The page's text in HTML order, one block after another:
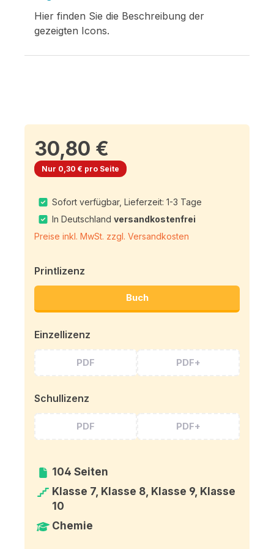
Hier finden Sie die Beschreibung der
gezeigten Icons.
30,80 €
Nur 0,30 € pro Seite
Sofort verfügbar, Lieferzeit: 1-3 Tage
In Deutschlandversandkostenfrei
Preise inkl. MwSt. zzgl. Versandkosten
Printlizenz
Buch
Einzellizenz
PDF PDF+
Schullizenz
PDF PDF+
104 Seiten
Klasse 7, Klasse 8, Klasse 9, Klasse
10
Chemie